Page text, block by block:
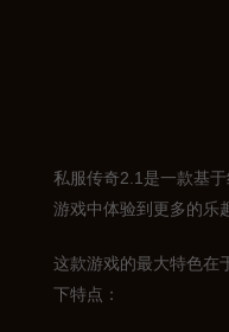
私服传奇2.1是一款基
游戏中体验到更多的乐
这款游戏的最大特色在
下特点：